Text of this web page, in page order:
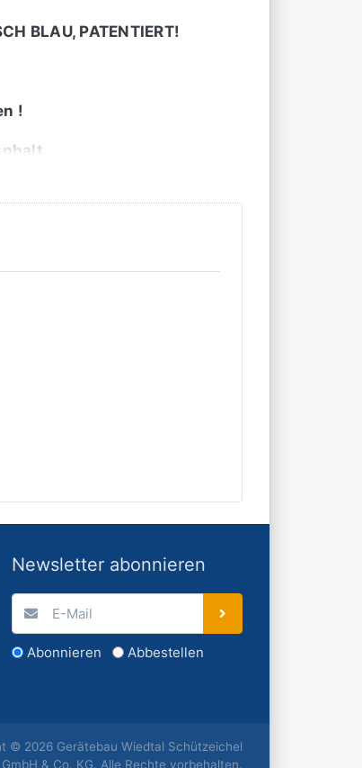
BLAU, PATENTIERT!
!
Newsletter abonnieren
Abonnieren Abbestellen
© 2026 Gerätebau Wiedtal Schützeichel
GmbH & Co. KG. Alle Rechte vorbehalten.